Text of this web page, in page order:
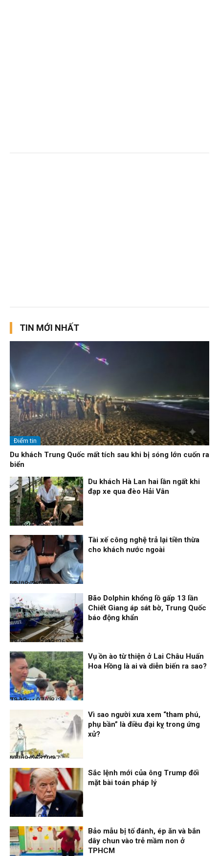
TIN MỚI NHẤT
Điểm tin
Du khách Trung Quốc mất tích sau khi bị sóng lớn cuốn ra
biển
Thời sự
08/08/26, 13:10
Du khách Hà Lan hai lần ngất khi
đạp xe qua đèo Hải Vân
Nhịp sống 24h
08/08/26, 09:06
Tài xế công nghệ trả lại tiền thừa
cho khách nước ngoài
Thời sự
07/08/26, 23:28
Bão Dolphin khổng lồ gấp 13 lần
Chiết Giang áp sát bờ, Trung Quốc
báo động khẩn
Thời sự
07/08/26, 22:13
Vụ ồn ào từ thiện ở Lai Châu Huấn
Hoa Hồng là ai và diễn biến ra sao?
Nhịp sống 24h
07/08/26, 19:37
Vì sao người xưa xem “tham phú,
phụ bần” là điều đại kỵ trong ứng
xử?
Điểm tin
07/08/26, 14:56
Sắc lệnh mới của ông Trump đối
mặt bài toán pháp lý
Bảo mẫu bị tố đánh, ép ăn và bắn
dây chun vào trẻ mầm non ở
TPHCM